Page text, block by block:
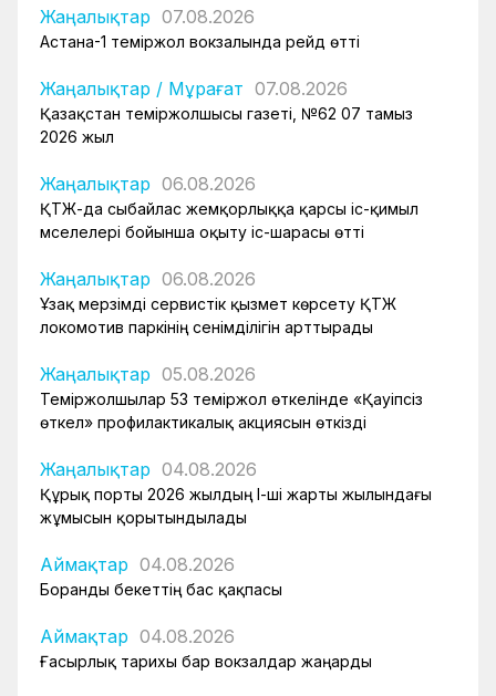
Жаңалықтар 07.08.2026
Астана-1 теміржол вокзалында рейд өтті
Жаңалықтар / Мұрағат 07.08.2026
Қазақстан теміржолшысы газеті, №62 07 тамыз
2026 жыл
Жаңалықтар 06.08.2026
ҚТЖ-да сыбайлас жемқорлыққа қарсы іс-қимыл
мәселелері бойынша оқыту іс-шарасы өтті
Жаңалықтар 06.08.2026
Ұзақ мерзімді сервистік қызмет көрсету ҚТЖ
локомотив паркінің сенімділігін арттырады
Жаңалықтар 05.08.2026
Теміржолшылар 53 теміржол өткелінде «Қауіпсіз
өткел» профилактикалық акциясын өткізді
Жаңалықтар 04.08.2026
Құрық порты 2026 жылдың І-ші жарты жылындағы
жұмысын қорытындылады
Аймақтар 04.08.2026
Боранды бекеттің бас қақпасы
Аймақтар 04.08.2026
Ғасырлық тарихы бар вокзалдар жаңарды